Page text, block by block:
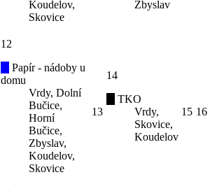
Koudelov,
Skovice
Zbyslav
12
Papír - nádoby u
domu
Vrdy, Dolní
Bučice,
Horní
Bučice,
Zbyslav,
Koudelov,
Skovice
13
14
TKO
Vrdy,
Skovice,
Koudelov
15 16